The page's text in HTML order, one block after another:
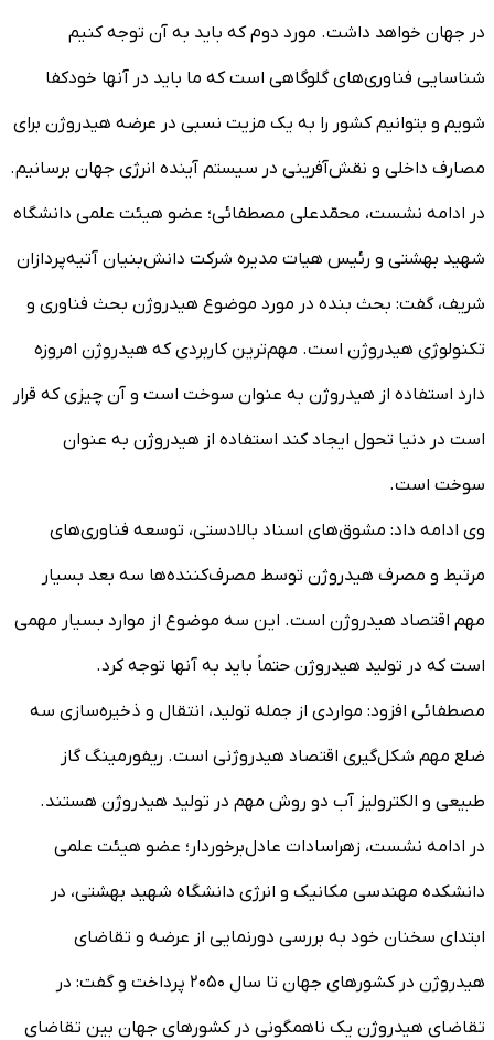
در جهان خواهد داشت. مورد دوم که باید به آن توجه کنیم
شناسایی فناوری‌های گلوگاهی است که ما باید در آنها خودکفا
شویم و بتوانیم کشور را به یک مزیت نسبی در عرضه هیدروژن برای
مصارف داخلی و نقش‌آفرینی در سیستم آینده انرژی جهان برسانیم.
در ادامه نشست، محمّدعلی مصطفائی؛ عضو هیئت علمی دانشگاه
شهید بهشتی و رئیس هیات مدیره شرکت دانش‌بنیان آتیه‌پردازان
شریف، گفت: بحث بنده در مورد موضوع هیدروژن بحث فناوری و
تکنولوژی هیدروژن است. مهم‌ترین کاربردی که هیدروژن امروزه
دارد استفاده از هیدروژن به عنوان سوخت است و آن چیزی که قرار
است در دنیا تحول ایجاد کند استفاده از هیدروژن به عنوان
سوخت است.
وی ادامه داد: مشوق‌های اسناد بالادستی، توسعه فناوری‌های
مرتبط و مصرف هیدروژن توسط مصرف‌کننده‌ها سه بعد بسیار
مهم اقتصاد هیدروژن است. این سه موضوع از موارد بسیار مهمی
است که در تولید هیدروژن حتماً باید به آنها توجه کرد.
مصطفائی افزود: مواردی از جمله تولید، انتقال و ذخیره‌سازی سه
ضلع مهم شکل‌گیری اقتصاد هیدروژنی است. ریفورمینگ گاز
طبیعی و الکترولیز آب دو روش مهم در تولید هیدروژن هستند.
در ادامه نشست، زهراسادات عادل‌برخوردار؛ عضو هیئت علمی
دانشکده مهندسی مکانیک و انرژی دانشگاه شهید بهشتی، در
ابتدای سخنان خود به بررسی دورنمایی از عرضه و تقاضای
هیدروژن در کشورهای جهان تا سال ۲۰۵۰ پرداخت و گفت: در
تقاضای هیدروژن یک ناهمگونی در کشورهای جهان بین تقاضای